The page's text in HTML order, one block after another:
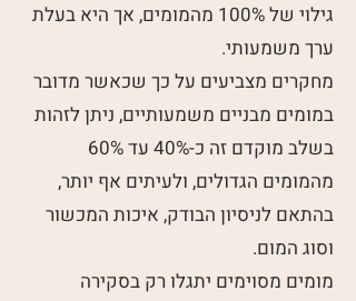
גילוי של 100% מהמומים, אך היא בעלת
ערך משמעותי.
מחקרים מצביעים על כך שכאשר מדובר
במומים מבניים משמעותיים, ניתן לזהות
בשלב מוקדם זה כ-40% עד 60%
מהמומים הגדולים, ולעיתים אף יותר,
בהתאם לניסיון הבודק, איכות המכשור
וסוג המום.
מומים מסוימים יתגלו רק בסקירה